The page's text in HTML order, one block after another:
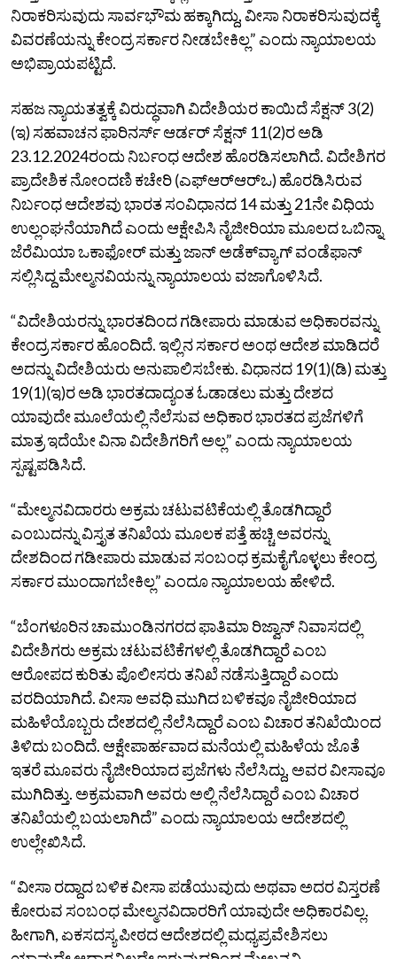
ನಿರಾಕರಿಸುವುದು ಸಾರ್ವಭೌಮ ಹಕ್ಕಾಗಿದ್ದು, ವೀಸಾ ನಿರಾಕರಿಸುವುದಕ್ಕೆ
ವಿವರಣೆಯನ್ನು ಕೇಂದ್ರ ಸರ್ಕಾರ ನೀಡಬೇಕಿಲ್ಲ” ಎಂದು ನ್ಯಾಯಾಲಯ
ಅಭಿಪ್ರಾಯಪಟ್ಟಿದೆ.
ಸಹಜ ನ್ಯಾಯತತ್ವಕ್ಕೆ ವಿರುದ್ಧವಾಗಿ ವಿದೇಶಿಯರ ಕಾಯಿದೆ ಸೆಕ್ಷನ್‌ 3(2)
(ಇ) ಸಹವಾಚನ ಫಾರಿನರ್ಸ್‌ ಆರ್ಡರ್‌ ಸೆಕ್ಷನ್‌ 11(2)ರ ಅಡಿ
23.12.2024ರಂದು ನಿರ್ಬಂಧ ಆದೇಶ ಹೊರಡಿಸಲಾಗಿದೆ. ವಿದೇಶಿಗರ
ಪ್ರಾದೇಶಿಕ ನೋಂದಣಿ ಕಚೇರಿ (ಎಫ್‌ಆರ್‌ಆರ್‌ಒ) ಹೊರಡಿಸಿರುವ
ನಿರ್ಬಂಧ ಆದೇಶವು ಭಾರತ ಸಂವಿಧಾನದ 14 ಮತ್ತು 21ನೇ ವಿಧಿಯ
ಉಲ್ಲಂಘನೆಯಾಗಿದೆ ಎಂದು ಆಕ್ಷೇಪಿಸಿ ನೈಜೀರಿಯಾ ಮೂಲದ ಒಬಿನ್ನಾ
ಜೆರೆಮಿಯಾ ಒಕಾಫೋರ್ ಮತ್ತು ಜಾನ್ ಅಡೆಕ್‌ವ್ಯಾಗ್ ವಂಡೆಫಾನ್
ಸಲ್ಲಿಸಿದ್ದ ಮೇಲ್ಮನವಿಯನ್ನು ನ್ಯಾಯಾಲಯ ವಜಾಗೊಳಿಸಿದೆ.
“ವಿದೇಶಿಯರನ್ನು ಭಾರತದಿಂದ ಗಡೀಪಾರು ಮಾಡುವ ಅಧಿಕಾರವನ್ನು
ಕೇಂದ್ರ ಸರ್ಕಾರ ಹೊಂದಿದೆ. ಇಲ್ಲಿನ ಸರ್ಕಾರ ಅಂಥ ಆದೇಶ ಮಾಡಿದರೆ
ಅದನ್ನು ವಿದೇಶಿಯರು ಅನುಪಾಲಿಸಬೇಕು. ವಿಧಾನದ 19(1)(ಡಿ) ಮತ್ತು
19(1)(ಇ)ರ ಅಡಿ ಭಾರತದಾದ್ಯಂತ ಓಡಾಡಲು ಮತ್ತು ದೇಶದ
ಯಾವುದೇ ಮೂಲೆಯಲ್ಲಿ ನೆಲೆಸುವ ಅಧಿಕಾರ ಭಾರತದ ಪ್ರಜೆಗಳಿಗೆ
ಮಾತ್ರ ಇದೆಯೇ ವಿನಾ ವಿದೇಶಿಗರಿಗೆ ಅಲ್ಲ” ಎಂದು ನ್ಯಾಯಾಲಯ
ಸ್ಪಷ್ಟಪಡಿಸಿದೆ.
“ಮೇಲ್ಮನವಿದಾರರು ಅಕ್ರಮ ಚಟುವಟಿಕೆಯಲ್ಲಿ ತೊಡಗಿದ್ದಾರೆ
ಎಂಬುದನ್ನು ವಿಸ್ತೃತ ತನಿಖೆಯ ಮೂಲಕ ಪತ್ತೆ ಹಚ್ಚಿ ಅವರನ್ನು
ದೇಶದಿಂದ ಗಡೀಪಾರು ಮಾಡುವ ಸಂಬಂಧ ಕ್ರಮಕೈಗೊಳ್ಳಲು ಕೇಂದ್ರ
ಸರ್ಕಾರ ಮುಂದಾಗಬೇಕಿಲ್ಲ” ಎಂದೂ ನ್ಯಾಯಾಲಯ ಹೇಳಿದೆ.
“ಬೆಂಗಳೂರಿನ ಚಾಮುಂಡಿನಗರದ ಫಾತಿಮಾ ರಿಜ್ವಾನ್‌ ನಿವಾಸದಲ್ಲಿ
ವಿದೇಶಿಗರು ಅಕ್ರಮ ಚಟುವಟಿಕೆಗಳಲ್ಲಿ ತೊಡಗಿದ್ದಾರೆ ಎಂಬ
ಆರೋಪದ ಕುರಿತು ಪೊಲೀಸರು ತನಿಖೆ ನಡೆಸುತ್ತಿದ್ದಾರೆ ಎಂದು
ವರದಿಯಾಗಿದೆ. ವೀಸಾ ಅವಧಿ ಮುಗಿದ ಬಳಿಕವೂ ನೈಜೀರಿಯಾದ
ಮಹಿಳೆಯೊಬ್ಬರು ದೇಶದಲ್ಲಿ ನೆಲೆಸಿದ್ದಾರೆ ಎಂಬ ವಿಚಾರ ತನಿಖೆಯಿಂದ
ತಿಳಿದು ಬಂದಿದೆ. ಆಕ್ಷೇಪಾರ್ಹವಾದ ಮನೆಯಲ್ಲಿ ಮಹಿಳೆಯ ಜೊತೆ
ಇತರೆ ಮೂವರು ನೈಜೀರಿಯಾದ ಪ್ರಜೆಗಳು ನೆಲೆಸಿದ್ದು, ಅವರ ವೀಸಾವೂ
ಮುಗಿದಿತ್ತು. ಅಕ್ರಮವಾಗಿ ಅವರು ಅಲ್ಲಿ ನೆಲೆಸಿದ್ದಾರೆ ಎಂಬ ವಿಚಾರ
ತನಿಖೆಯಲ್ಲಿ ಬಯಲಾಗಿದೆ” ಎಂದು ನ್ಯಾಯಾಲಯ ಆದೇಶದಲ್ಲಿ
ಉಲ್ಲೇಖಿಸಿದೆ.
“ವೀಸಾ ರದ್ದಾದ ಬಳಿಕ ವೀಸಾ ಪಡೆಯುವುದು ಅಥವಾ ಅದರ ವಿಸ್ತರಣೆ
ಕೋರುವ ಸಂಬಂಧ ಮೇಲ್ಮನವಿದಾರರಿಗೆ ಯಾವುದೇ ಅಧಿಕಾರವಿಲ್ಲ.
ಹೀಗಾಗಿ, ಏಕಸದಸ್ಯ ಪೀಠದ ಆದೇಶದಲ್ಲಿ ಮಧ್ಯಪ್ರವೇಶಿಸಲು